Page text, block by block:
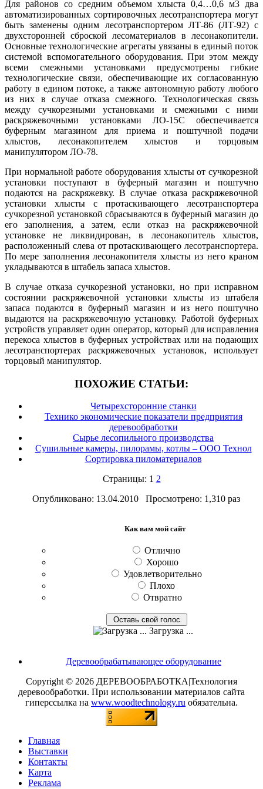
Для районов со средним объемом хлыста 0,4…0,6 м3 два
автоматизированных сортировочных лесотранспортера могут
быть заменены одним лесотранспортером ЛТ-86 (ЛТ-92) с
двухсторонней сброской лесоматериалов в лесонакопители.
Основные технологические агрегаты увязаны в единый поток
системой вспомогательного оборудования. При этом между
всеми смежными установками предусмотрены гибкие
технологические связи, обеспечивающие их согласованную
работу в едином потоке, а также автономную работу любого
из них в случае отказа смежного. Технологическая связь
между сучкорезными установками и смежными с ними
раскряжевочными установками ЛО-15С обеспечивается
буферным магазином для приема и поштучной подачи
хлыстов, лесонакопителем хлыстов и торцовым
манипулятором ЛО-78.
При нормальной работе оборудования хлысты от сучкорезной
установки поступают в буферный магазин и поштучно
подаются на раскряжевку. В случае отказа раскряжевочной
установки хлысты с протаскивающего лесотранспортера
сучкорезной установкой сбрасываются в буферный магазин до
его заполнения, а затем, если отказ на раскряжевочной
установке не ликвидирован, в лесонакопитель хлыстов,
расположенный слева от протаскивающего лесотранспортера.
По мере заполнения лесонакопителя хлысты из него краном
укладываются в штабель запаса хлыстов.
В случае отказа сучкорезной установки, но при исправном
состоянии раскряжевочной установки хлысты из штабеля
запаса подаются в буферный магазин и из него поштучно
выда­ются на раскряжевочную установку. Работой буферных
устройств управляет один оператор, который для исправления
перекоса хлыстов в буферных устройствах или на подающих
лесотранспортерах раскряжевочных установок, использует
торцовый манипулятор.
ПОХОЖИЕ СТАТЬИ:
Четырехсторонние станки
Технико экономические показатели предприятия
деревообработки
Сырье лесопильного производства
Сушильные камеры, пилорамы, котлы – ООО Технол
Сортировка пиломатериалов
Страницы: 1 2
Опубликовано: 13.04.2010 Просмотрено: 1,310 раз
Как вам мой сайт
Отлично
Хорошо
Удовлетворительно
Плохо
Отвратно
Загрузка ...
Деревообрабатывающее оборудование
Copyright © 2026 ДЕРЕВООБРАБОТКА|Технология
деревообработки. При использовании материалов сайта
гиперссылка на www.woodtechnology.ru обязательна.
Главная
Выставки
Контакты
Карта
Реклама